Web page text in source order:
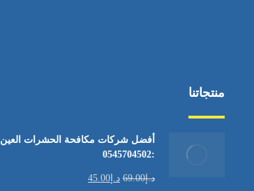
منتجاتنا
أفضل شركات مكافحة الحشرات العين
:0545704502
د.إ69.00 د.إ 45.00